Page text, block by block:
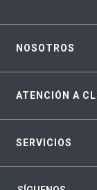
NOSOTROS
ATENCIÓN A
SERVICIOS